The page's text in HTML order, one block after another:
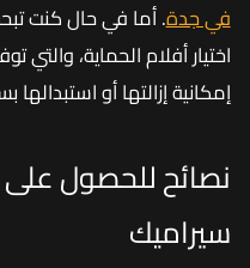
في جدة. أما في حال كنت
اختيار أفلام الحماية،
إمكانية إزالتها أو استبدالها
نصائح للحصول على
سيراميك